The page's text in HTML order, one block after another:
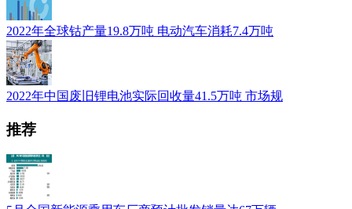
2022年全球钴产量19.8万吨 电动汽车消耗7.4万吨
2022年中国废旧锂电池实际回收量41.5万吨 市场规
推荐